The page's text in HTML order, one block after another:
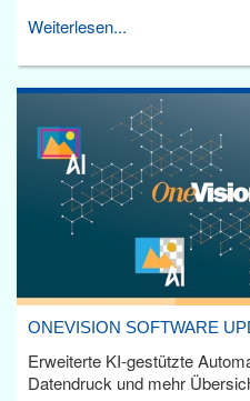
Weiterlesen...
ONEVISION SOFTWARE
Erweiterte KI-gestützte
Datendruck und mehr